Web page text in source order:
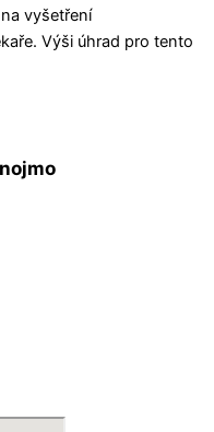
vyšetření
Výši úhrad pro tento